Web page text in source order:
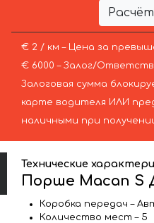
€ 2 / км – Цена за
€ 6000 – Залог/
Залоговая сумма
карте водителя ИЛИ
наличными при
Технические
Порше Macan S
Коробка передач –
Количество мест – 5